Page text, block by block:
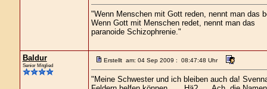
"Wenn Menschen mit Gott reden, nennt man das
Wenn Gott mit Menschen redet, nennt man das
paranoide Schizophrenie."
Baldur
Senior Mitglied
Erstellt am: 04 Sep 2009 : 08:47:48 Uhr
"Meine Schwester und ich bleiben auch da!